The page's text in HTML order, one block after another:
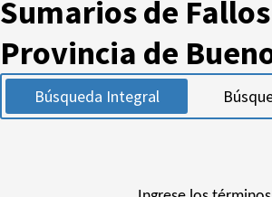
Sumarios de
Provincia de
Búsqueda Integral